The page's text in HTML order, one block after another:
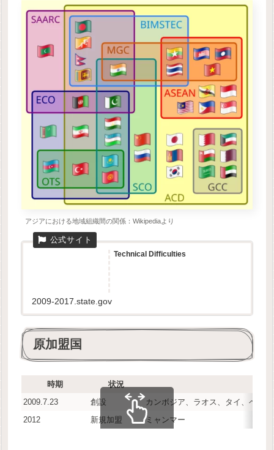
アジアにおける地域組織間の関係：Wikipediaより
Technical Difficulties
2009-2017.state.gov
原加盟国
時期
状況
2009.7.23
創設
カンボジア、ラオス、タイ、ベト
2012
新規加盟 ミャンマー